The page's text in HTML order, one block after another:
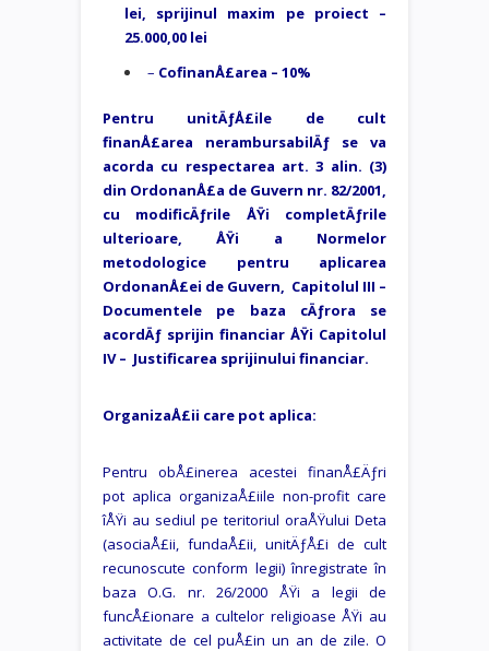
lei, sprijinul maxim pe proiect –
25.000,00 lei
– CofinanÅ£area – 10%
Pentru unitÄƒÅ£ile de cult
finanÅ£area nerambursabilÄƒ se va
acorda cu respectarea art. 3 alin. (3)
din OrdonanÅ£a de Guvern nr. 82/2001,
cu modificÄƒrile ÅŸi completÄƒrile
ulterioare, ÅŸi a Normelor
metodologice pentru aplicarea
OrdonanÅ£ei de Guvern, Capitolul III –
Documentele pe baza cÄƒrora se
acordÄƒ sprijin financiar ÅŸi Capitolul
IV – Justificarea sprijinului financiar.
OrganizaÅ£ii care pot aplica:
Pentru obÅ£inerea acestei finanÅ£Äƒri
pot aplica organizaÅ£iile non-profit care
îÅŸi au sediul pe teritoriul oraÅŸului Deta
(asociaÅ£ii, fundaÅ£ii, unitÄƒÅ£i de cult
recunoscute conform legii) înregistrate în
baza O.G. nr. 26/2000 ÅŸi a legii de
funcÅ£ionare a cultelor religioase ÅŸi au
activitate de cel puÅ£in un an de zile. O